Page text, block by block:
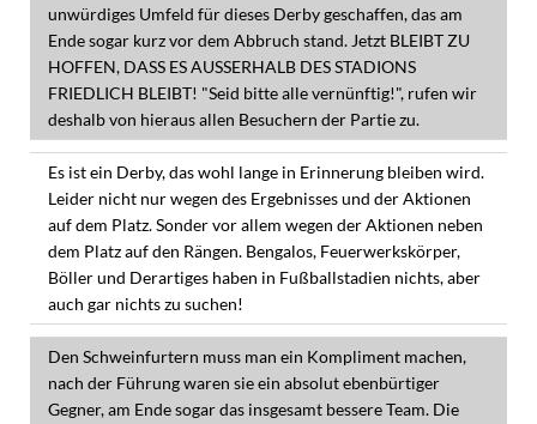
unwürdiges Umfeld für dieses Derby geschaffen, das am
Ende sogar kurz vor dem Abbruch stand. Jetzt BLEIBT ZU
HOFFEN, DASS ES AUSSERHALB DES STADIONS
FRIEDLICH BLEIBT! "Seid bitte alle vernünftig!", rufen wir
deshalb von hieraus allen Besuchern der Partie zu.
Es ist ein Derby, das wohl lange in Erinnerung bleiben wird.
Leider nicht nur wegen des Ergebnisses und der Aktionen
auf dem Platz. Sonder vor allem wegen der Aktionen neben
dem Platz auf den Rängen. Bengalos, Feuerwerkskörper,
Böller und Derartiges haben in Fußballstadien nichts, aber
auch gar nichts zu suchen!
Den Schweinfurtern muss man ein Kompliment machen,
nach der Führung waren sie ein absolut ebenbürtiger
Gegner, am Ende sogar das insgesamt bessere Team. Die